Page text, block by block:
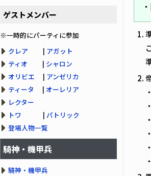
ゲストメンバー
※一時的にパーティに参加
クレア | アガット
ティオ | シャロン
オリビエ | アンゼリカ
ティータ
| オーレリア
レクター
トワ | パトリック
登場人物一覧
騎神・機甲兵
騎神・機甲兵